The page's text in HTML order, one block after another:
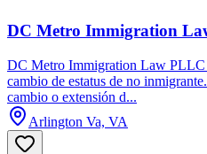
DC Metro Immigration
DC Metro Immigration Law PLLC
cambio de estatus de no
cambio o extensión d...
Arlington Va, VA